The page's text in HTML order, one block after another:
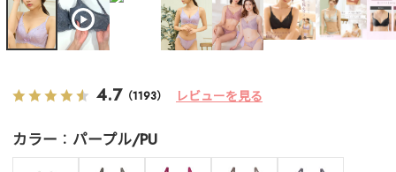
4.7 （1193） レビューを見る
カラー パープル/PU